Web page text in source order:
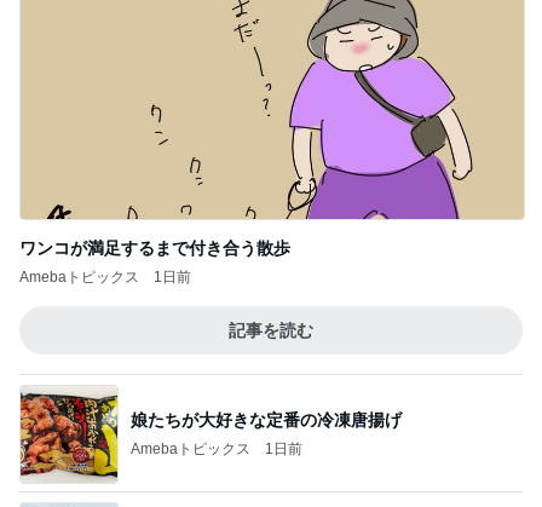
ワンコが満足するまで付き合う散歩
Amebaトピックス 1日前
記事を読む
娘たちが大好きな定番の冷凍唐揚げ
Amebaトピックス 1日前